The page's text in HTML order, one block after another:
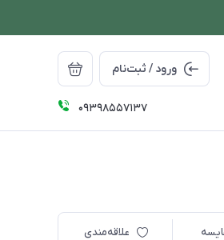
ورود / ثبت‌نام
09398557137
علاقه‌مندی